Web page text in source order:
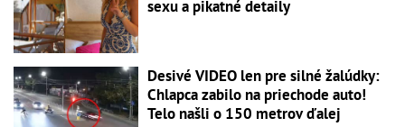
sexu a pikatné detaily
Desivé VIDEO len pre silné žalúdky:
Chlapca zabilo na priechode auto!
Telo našli o 150 metrov ďalej